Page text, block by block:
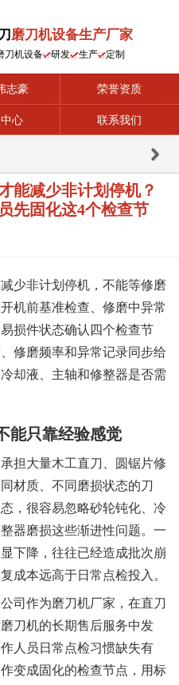
磨刀机设备生产厂家
刀机设备 研发 生产 定制
志豪 荣誉资质
心 联系我们
能减少非计划停机？
先固化这4个检查节
少非计划停机，不能等修磨
机前基准检查、修磨中异常
损件状态确认四个检查节
修磨频率和异常记录同步给
却液、主轴和修整器是否需
能只靠经验感觉
担大量木工直刀、圆锯片修
材质、不同磨损状态的刀
，很容易忽略砂轮钝化、冷
器磨损这些渐进性问题。一
下降，往往已经造成批次崩
成本远高于日常点检投入。
司作为磨刀机厂家，在直刀
刀机的长期售后服务中发
人员日常点检习惯缺失有
变成固化的检查节点，用标